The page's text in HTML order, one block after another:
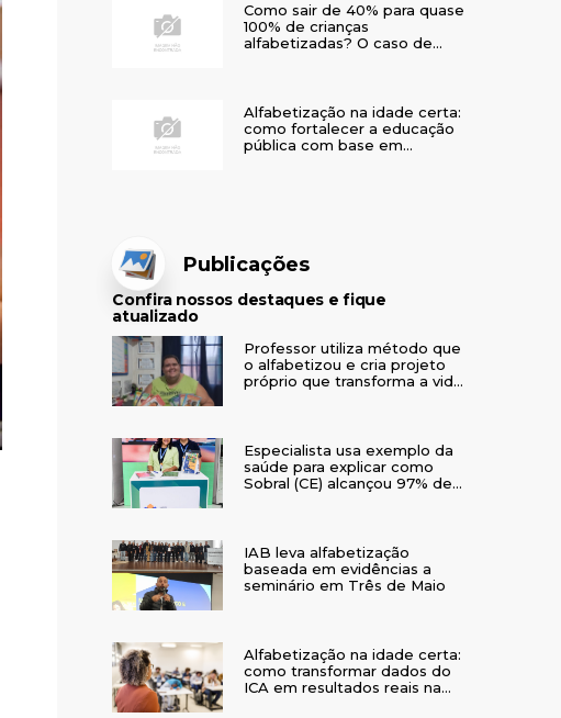
Como sair de 40% para quase
100% de crianças
alfabetizadas? O caso de
Alfabetização na idade certa:
como fortalecer a educação
pública com base em
Publicações
Confira nossos destaques e fique
atualizado
Professor utiliza método que
o alfabetizou e cria projeto
próprio que transforma a vida
Especialista usa exemplo da
saúde para explicar como
Sobral (CE) alcançou 97% de
IAB leva alfabetização
baseada em evidências a
seminário em Três de Maio
Alfabetização na idade certa:
como transformar dados do
ICA em resultados reais na